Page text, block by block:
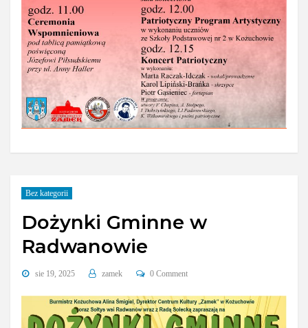
Bez kategorii
Dożynki Gminne w
Radwanowie
sie 19, 2025 zamek 0 Comment